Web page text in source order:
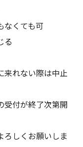
なくても可
る
れない際は中止
付が終了次第開
しくお願いしま